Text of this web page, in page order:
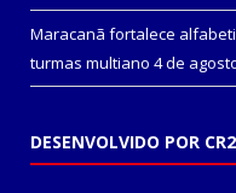
Maracanã fortalece
turmas multiano 4 de
DESENVOLVIDO POR CR2